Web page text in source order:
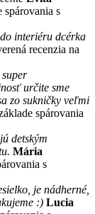
spárovania s
interiéru dcérka
recenzia na
určite sme
zo sukničky veľmi
spárovania
detským
Mária
s
je nádherné,
:) Lucia